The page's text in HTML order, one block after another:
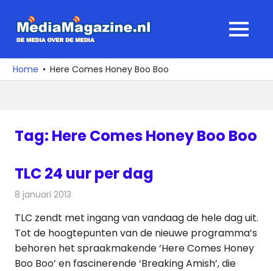
naar
media
over
MENU
Home Here Comes Honey Boo Boo
Tag: Here Comes Honey Boo Boo
TLC 24 uur per dag
8 januari 2013
TLC zendt met ingang van vandaag de hele dag uit.
Tot de hoogtepunten van de nieuwe programma’s
behoren het spraakmakende ‘Here Comes Honey
Boo Boo’ en fascinerende ‘Breaking Amish’, die